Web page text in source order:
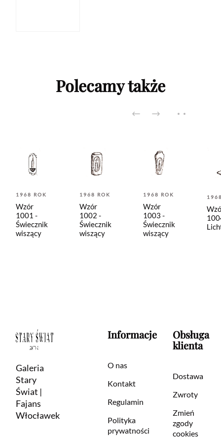
Polecamy także
1968 ROK
Wzór
1001 -
Świecznik
wiszący
1968 ROK
Wzór
1002 -
Świecznik
wiszący
1968 ROK
Wzór
1003 -
Świecznik
wiszący
Galeria
Stary
Świat |
Fajans
Włocławek
Informacje
O nas
Kontakt
Regulamin
Polityka
prywatności
Obsługa
klienta
Dostawa
Zwroty
Zmień
zgody
cookies